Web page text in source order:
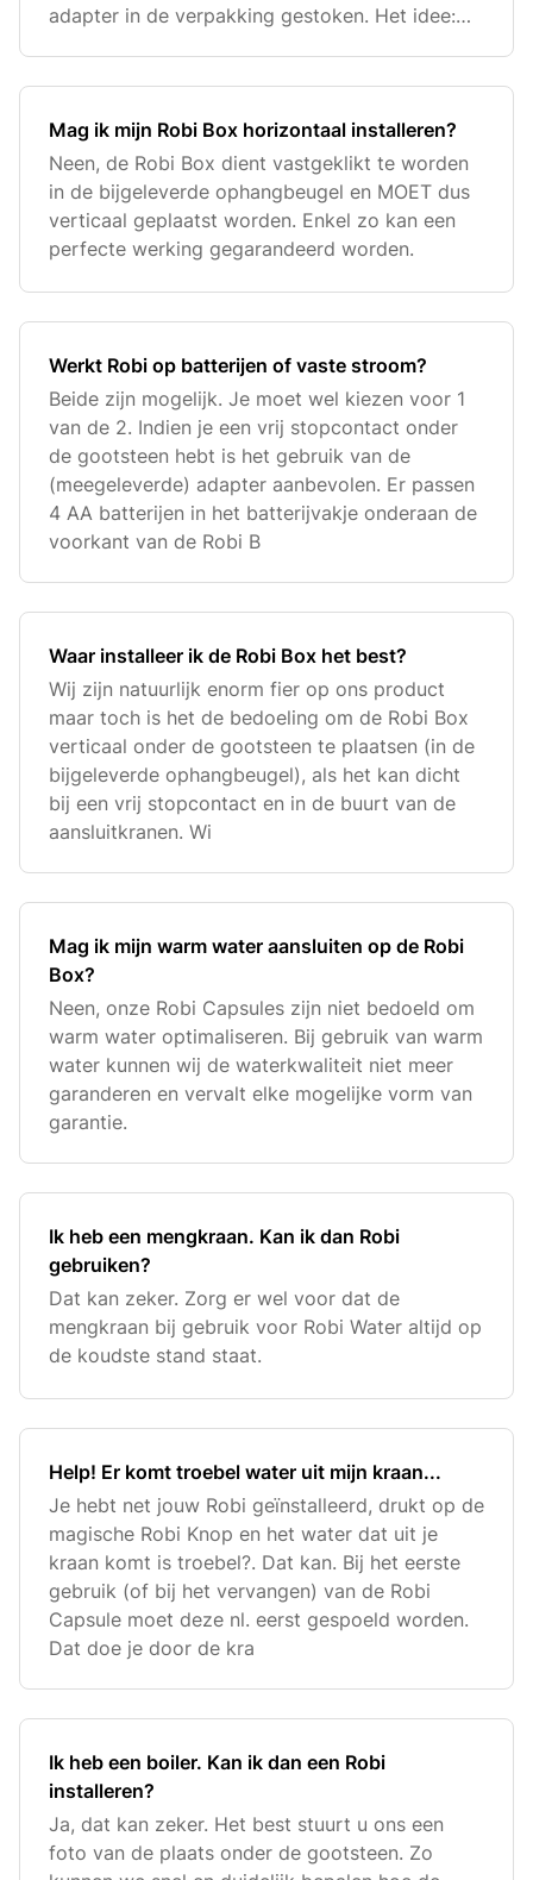
adapter in de verpakking gestoken. Het idee:
Mag ik mijn Robi Box horizontaal installeren?
Neen, de Robi Box dient vastgeklikt te worden
in de bijgeleverde ophangbeugel en MOET dus
verticaal geplaatst worden. Enkel zo kan een
perfecte werking gegarandeerd worden.
Werkt Robi op batterijen of vaste stroom?
Beide zijn mogelijk. Je moet wel kiezen voor 1
van de 2. Indien je een vrij stopcontact onder
de gootsteen hebt is het gebruik van de
(meegeleverde) adapter aanbevolen. Er passen
4 AA batterijen in het batterijvakje onderaan de
voorkant van de Robi B
Waar installeer ik de Robi Box het best?
Wij zijn natuurlijk enorm fier op ons product
maar toch is het de bedoeling om de Robi Box
verticaal onder de gootsteen te plaatsen (in de
bijgeleverde ophangbeugel), als het kan dicht
bij een vrij stopcontact en in de buurt van de
aansluitkranen. Wi
Mag ik mijn warm water aansluiten op de Robi
Box?
Neen, onze Robi Capsules zijn niet bedoeld om
warm water optimaliseren. Bij gebruik van warm
water kunnen wij de waterkwaliteit niet meer
garanderen en vervalt elke mogelijke vorm van
garantie.
Ik heb een mengkraan. Kan ik dan Robi
gebruiken?
Dat kan zeker. Zorg er wel voor dat de
mengkraan bij gebruik voor Robi Water altijd op
de koudste stand staat.
Help! Er komt troebel water uit mijn kraan...
Je hebt net jouw Robi geïnstalleerd, drukt op de
magische Robi Knop en het water dat uit je
kraan komt is troebel?. Dat kan. Bij het eerste
gebruik (of bij het vervangen) van de Robi
Capsule moet deze nl. eerst gespoeld worden.
Dat doe je door de kra
Ik heb een boiler. Kan ik dan een Robi
installeren?
Ja, dat kan zeker. Het best stuurt u ons een
foto van de plaats onder de gootsteen. Zo